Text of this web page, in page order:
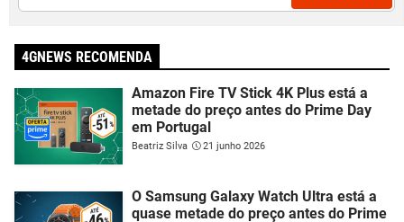
4GNEWS RECOMENDA
Amazon Fire TV Stick 4K Plus está a
metade do preço antes do Prime Day
em Portugal
Beatriz Silva 21 junho 2026
O Samsung Galaxy Watch Ultra está a
quase metade do preço antes do Prime